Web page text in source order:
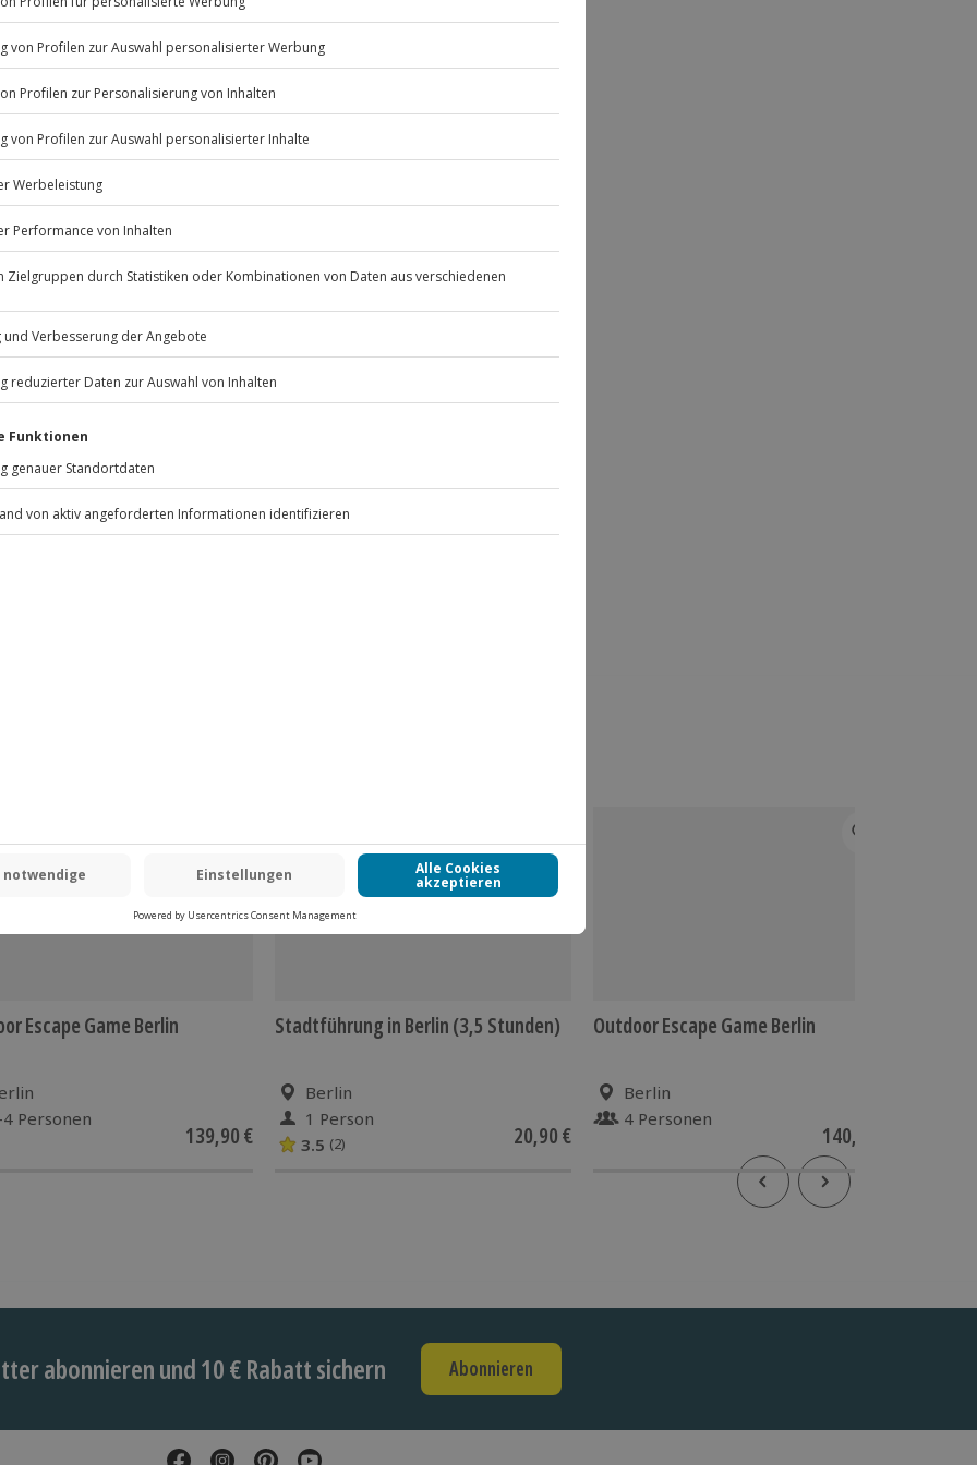
Listenansicht
© OpenStreetMaps
Mühldorfstraße 8
81671 München
außer an bundesweiten
Escape Game Berlin
Personen
139,90 €
Stadtführung in Berlin (3,5 Stunden)
Berlin
1 Person
3.5 (2) 20,90 €
Outdoor Escape Game Berlin
Berlin
4 Personen
140,90 €
abonnieren und 10 € Rabatt sichern Abonnieren